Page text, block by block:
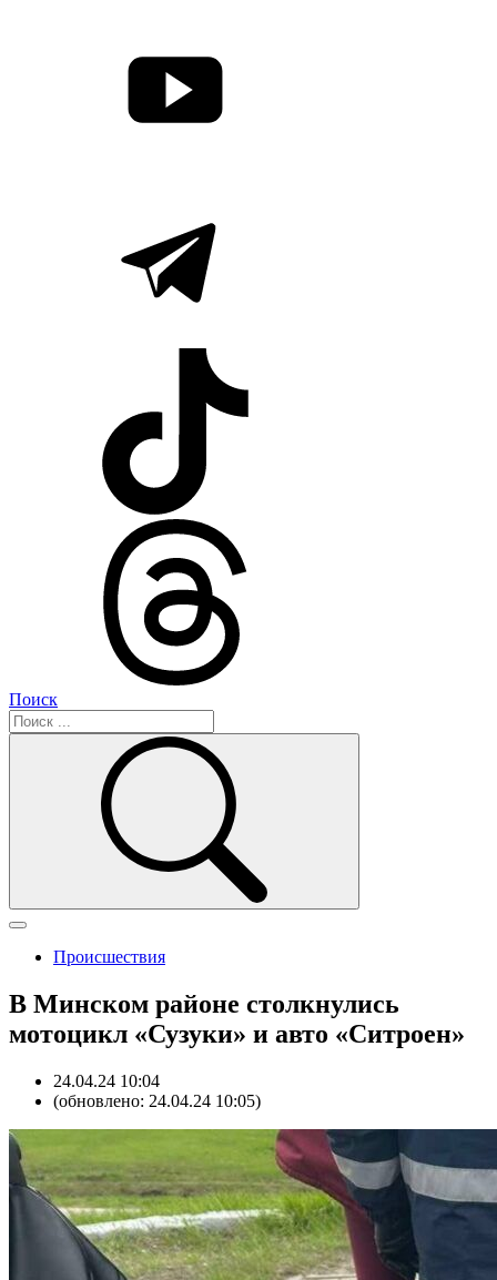
Поиск
Происшествия
В Минском районе столкнулись
мотоцикл «Сузуки» и авто «Ситроен»
24.04.24 10:04
(обновлено: 24.04.24 10:05)